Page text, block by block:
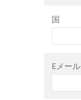
国
Eメール